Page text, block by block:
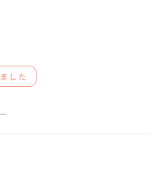
した